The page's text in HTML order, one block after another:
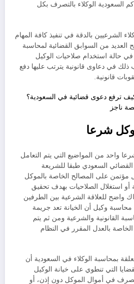
السعودية الوكلاء بالتصرف بكل
الشرعيين بالدقة في تنفيذ كافة المهام
العديد من السوابق القضائية لمحاسبة
في حالة استخدام صلاحيات الوكيل
في دعاوى قانونية يترتب عليها دفع
قانونية.
ترفع دعوى قضائية في السعودية؟
ناجز
شرعا
واحد من المواضيع التي يتم التعامل
السعودي طبقا للشريعة
مؤتمن على المصالح الخاصة بالموكل
أو استغلال الصلاحيات بهدف تحقيق
واضح للعلاقة الشرعية بين الطرفين
وكيل أن الخيانة تعد جريمة
القانونية والشرعية ومن ثم يتم
الخاصة بالعدل المقرر في النظام
بمحاسبة الوكلاء في السعودية أن
التي تنطوي على خيانة الوكيل
في أموال الموكل دون إذن، أو